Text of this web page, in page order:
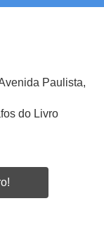
Paulista,
do Livro